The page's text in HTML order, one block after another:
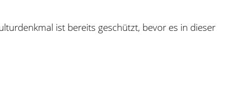
ist bereits geschützt, bevor es in dieser